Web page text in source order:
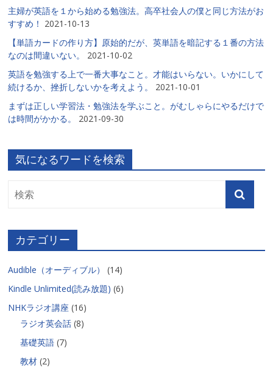
主婦が英語を１から始める勉強法。高卒社会人の僕と同じ方法がお
すすめ！ 2021-10-13
【単語カードの作り方】原始的だが、英単語を暗記する１番の方法
なのは間違いない。
2021-10-02
英語を勉強する上で一番大事なこと。才能はいらない。いかにして
続けるか、挫折しないかを考えよう。
2021-10-01
まずは正しい学習法・勉強法を学ぶこと。がむしゃらにやるだけで
は時間がかかる。
2021-09-30
気になるワードを検索
カテゴリー
Audible（オーディブル）
(14)
Kindle Unlimited(読み放題) (6)
NHKラジオ講座 (16)
ラジオ英会話 (8)
基礎英語 (7)
教材 (2)